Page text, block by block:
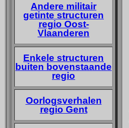
Andere militair
getinte structuren
regio Oost-
Vlaanderen
Enkele structuren
buiten bovenstaande
regio
Oorlogsverhalen
regio Gent